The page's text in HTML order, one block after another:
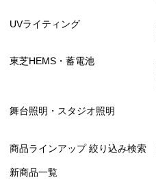
UVライティング
東芝HEMS・蓄電池
舞台照明・スタジオ照明
商品ラインアップ 絞り込み検索
新商品一覧